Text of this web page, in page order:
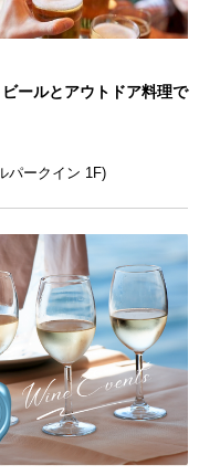
ールとアウトドア料理で
パークイン 1F)